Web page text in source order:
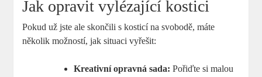
Jak opravit vylézající kostici
Pokud už jste ale skončili s kosticí na svobodě, máte
několik možností, jak situaci vyřešit:
Kreativní opravná sada: Pořiďte si malou